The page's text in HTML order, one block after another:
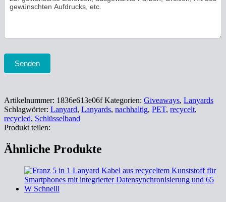
Senden
Artikelnummer: 1836e613e06f Kategorien: Giveaways, Lanyards
Schlagwörter: Lanyard, Lanyards, nachhaltig, PET, recycelt,
recycled, Schlüsselband
Produkt teilen:
Ähnliche Produkte